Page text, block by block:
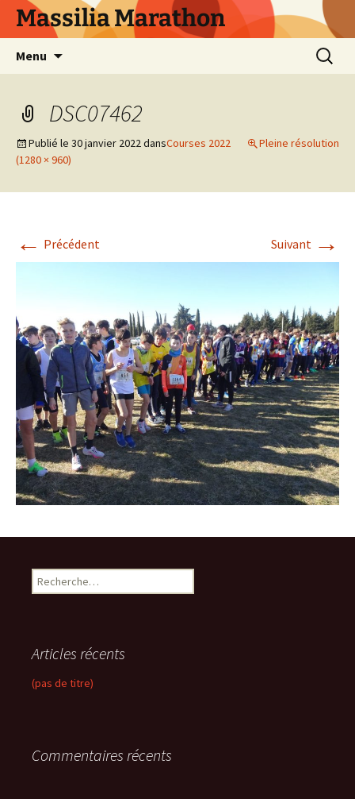
AllerMassilia Marathon
Menu
DSC07462
Publié le 30 janvier 2022dansCourses 2022
Pleine résolution
(1280 × 960)
← Précédent Suivant →
R
e
r
c
h
:
Articles récents
(pas de titre)
Commentaires récents